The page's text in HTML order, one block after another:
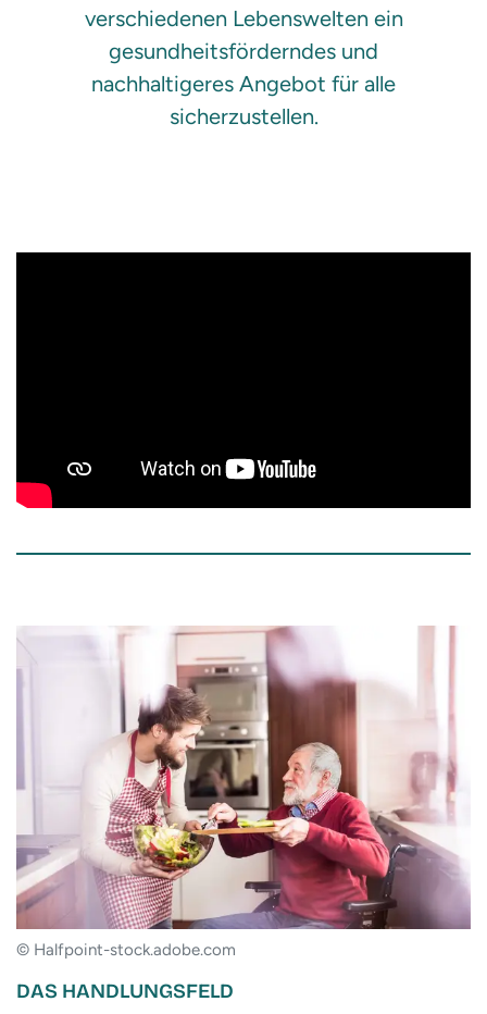
verschiedenen Lebenswelten ein
gesundheitsförderndes und
nachhaltigeres Angebot für alle
sicherzustellen.
© Halfpoint-stock.adobe.com
DAS HANDLUNGSFELD